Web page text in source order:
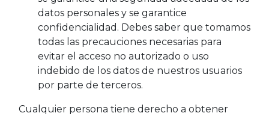
datos personales y se garantice
confidencialidad. Debes saber que tomamos
todas las precauciones necesarias para
evitar el acceso no autorizado o uso
indebido de los datos de nuestros usuarios
por parte de terceros.
Cualquier persona tiene derecho a obtener